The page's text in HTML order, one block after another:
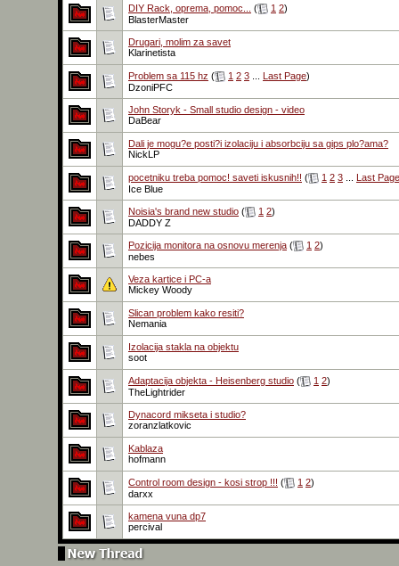
DIY Rack, oprema, pomoc... ( 1 2)
BlasterMaster
Drugari, molim za savet
Klarinetista
Problem sa 115 hz ( 1 2 3 Last Page)
DzoniPFC
John Storyk - Small studio design - video
DaBear
Dali je mogu?e posti?i izolaciju i absorbciju sa gips plo?ama?
NickLP
pocetniku treba pomoc! saveti iskusnih!! ( 1 2 3
Last Page
Ice Blue
Noisia's brand new studio ( 1 2)
DADDY Z
Pozicija monitora na osnovu merenja ( 1 2)
nebes
Veza kartice i PC-a
Mickey Woody
Slican problem kako resiti?
Nemania
Izolacija stakla na objektu
soot
Adaptacija objekta - Heisenberg studio ( 1 2)
TheLightrider
Dynacord mikseta i studio?
zoranzlatkovic
Kablaza
hofmann
Control room design - kosi strop !!! ( 1 2)
darxx
kamena vuna dp7
percival